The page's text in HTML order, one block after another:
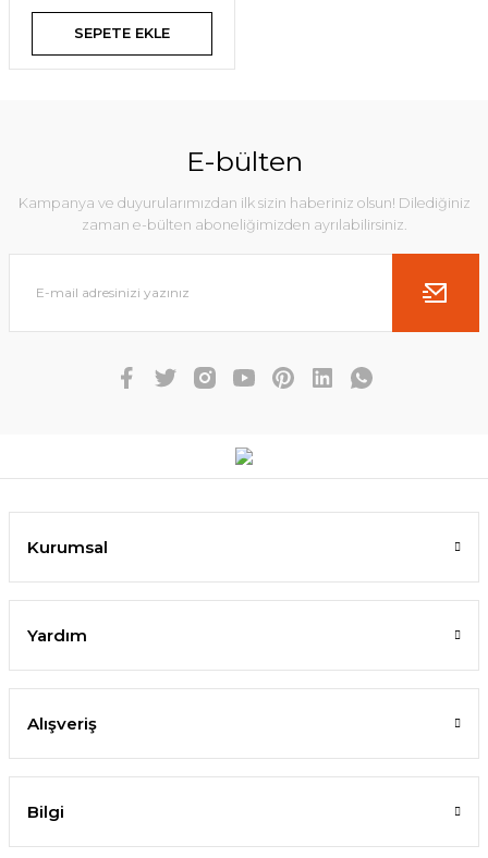
SEPETE EKLE
E-bülten
Kampanya ve duyurularımızdan ilk sizin haberiniz olsun! Dilediğiniz
zaman e-bülten aboneliğimizden ayrılabilirsiniz.
Kurumsal
Yardım
Alışveriş
Bilgi